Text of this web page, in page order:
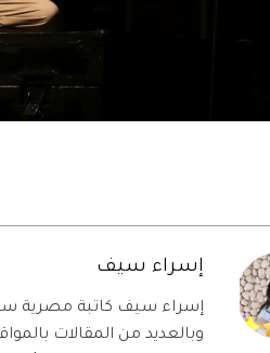
إسراء سيف
إسراء سيف كاتبة مصرية
وبالعديد من المقالات